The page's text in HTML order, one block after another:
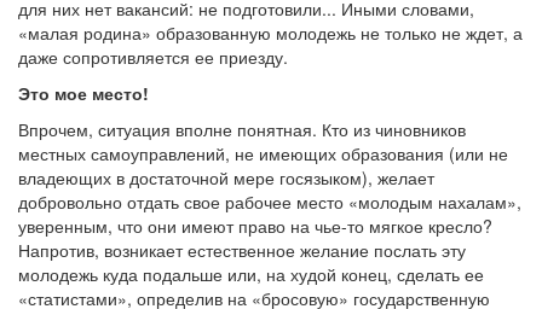
для них нет вакансий: не подготовили... Иными словами,
«малая родина» образованную молодежь не только не ждет, а
даже сопротивляется ее приезду.
Это мое место!
Впрочем, ситуация вполне понятная. Кто из чиновников
местных самоуправлений, не имеющих образования (или не
владеющих в достаточной мере госязыком), желает
добровольно отдать свое рабочее место «молодым нахалам»,
уверенным, что они имеют право на чье-то мягкое кресло?
Напротив, возникает естественное желание послать эту
молодежь куда подальше или, на худой конец, сделать ее
«статистами», определив на «бросовую» государственную